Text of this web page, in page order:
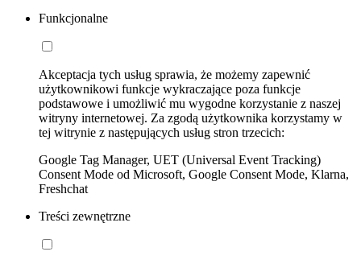
Funkcjonalne
Akceptacja tych usług sprawia, że możemy zapewnić
użytkownikowi funkcje wykraczające poza funkcje
podstawowe i umożliwić mu wygodne korzystanie z naszej
witryny internetowej. Za zgodą użytkownika korzystamy w
tej witrynie z następujących usług stron trzecich:
Google Tag Manager, UET (Universal Event Tracking)
Consent Mode od Microsoft, Google Consent Mode, Klarna,
Freshchat
Treści zewnętrzne